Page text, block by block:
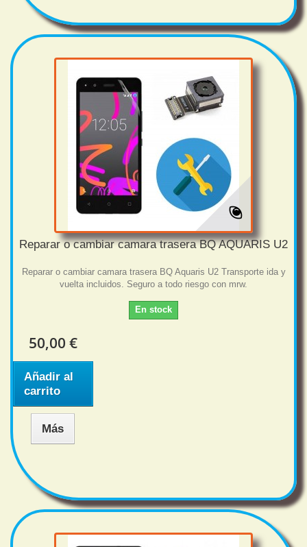
Reparar o cambiar camara trasera BQ AQUARIS U2
Reparar o cambiar camara trasera BQ Aquaris U2 Transporte ida y
vuelta incluidos. Seguro a todo riesgo con mrw.
En stock
50,00 €
Añadir al
carrito
Más